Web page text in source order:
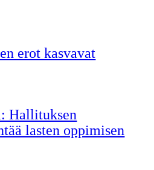
erot kasvavat
Hallituksen
lasten oppimisen